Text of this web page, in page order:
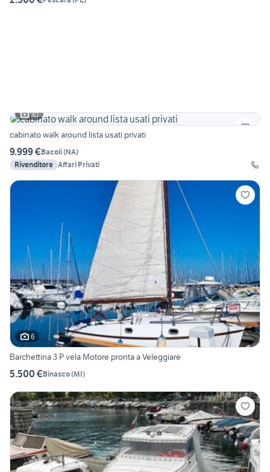
30
cabinato walk around lista usati privati
9.999 €Bacoli(NA)
Rivenditore Affari Privati
6
Barchettina 3 P vela Motore pronta a Veleggiare
5.500 €Binasco(MI)